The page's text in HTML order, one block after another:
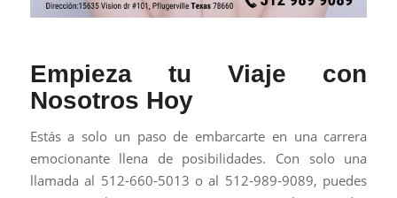
Empieza tu Viaje con
Nosotros Hoy
Estás a solo un paso de embarcarte en una carrera
emocionante llena de posibilidades. Con solo una
llamada al 512-660-5013 o al 512-989-9089, puedes